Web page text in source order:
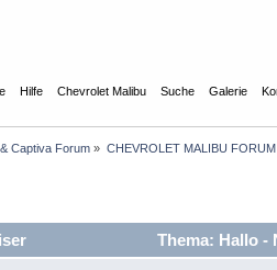
Hilfe Chevrolet Malibu Suche Galerie
Captiva Forum » CHEVROLET MALIBU FORUM
Thema: Hallo -